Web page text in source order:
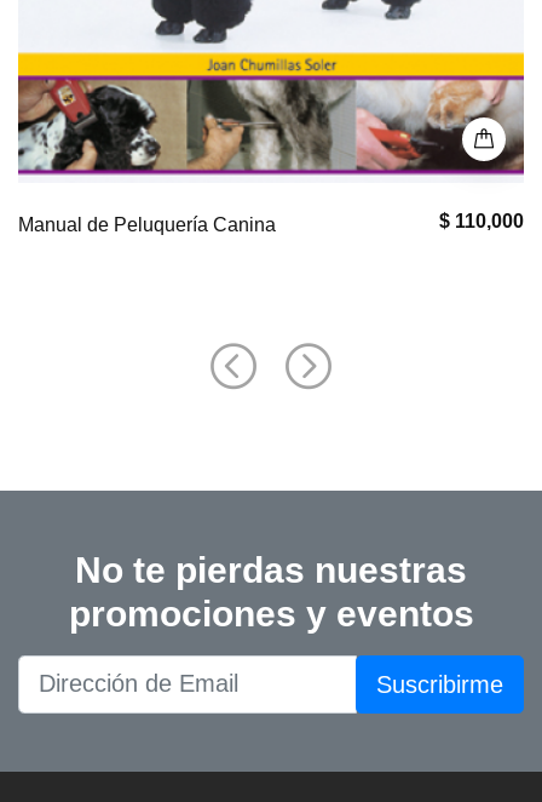
$ 110,000
Manual de Peluquería Canina
No te pierdas nuestras
promociones y eventos
Suscribirme